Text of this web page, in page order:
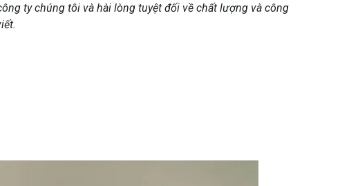
ty chúng tôi và hài lòng tuyệt đối về chất lượng và công